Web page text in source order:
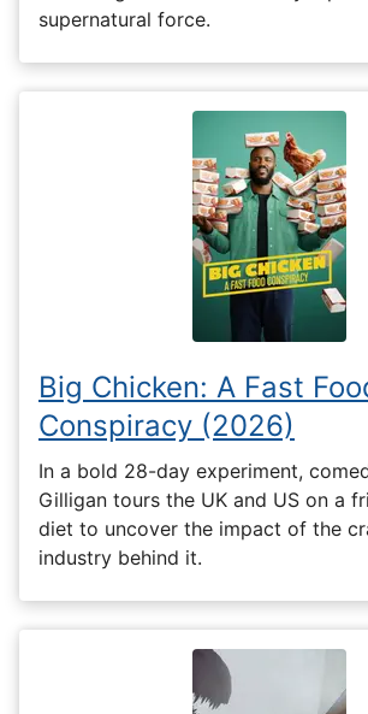
supernatural force.
Big Chicken: A Fast
Conspiracy (2026)
In a bold 28-day experiment,
Gilligan tours the UK and US on a
diet to uncover the impact of the
industry behind it.